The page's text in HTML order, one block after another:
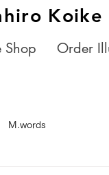
Koike
Shop Order
M.words